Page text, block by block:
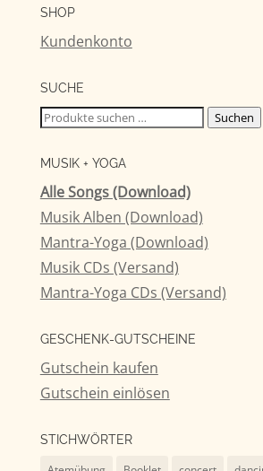
SHOP
Kundenkonto
SUCHE
Suchen
Suchen
MUSIK + YOGA
Alle Songs (Download)
Musik Alben (Download)
Mantra-Yoga (Download)
Musik CDs (Versand)
Mantra-Yoga CDs (Versand)
GESCHENK-GUTSCHEINE
Gutschein kaufen
Gutschein einlösen
STICHWÖRTER